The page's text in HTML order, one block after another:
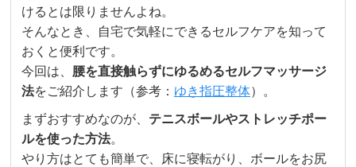
けるとは限りませんよね。
そんなとき、自宅で気軽にできるセルフケアを知って
おくと便利です。
今回は、 腰を直接触らずにゆるめるセルフマッサージ
法をご紹介します（参考： ゆき指圧整体）。
まずおすすめなのが、 テニスボールやストレッチポー
ルを使った方法。
やり方はとても簡単で、床に寝転がり、ボールをお尻